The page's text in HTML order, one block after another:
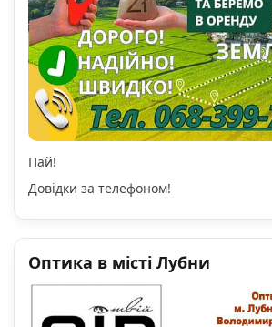
Пай!
Довідки за телефоном!
Оптика в місті Лубни